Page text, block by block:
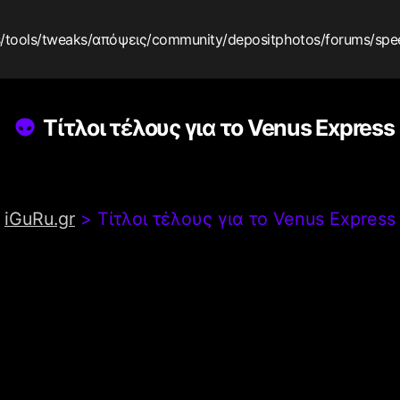
/tools/tweaks/απόψεις/community/depositphotos/forums/
Τίτλοι τέλους για το Venus Express
iGuRu.gr > Τίτλοι τέλους για το Venus Express